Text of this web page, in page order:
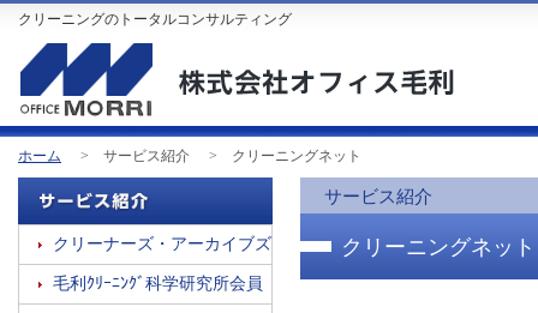
クリーニングのトータルコンサルティング
ホーム サービス紹介 クリーニングネット
サービス紹介
クリーニングネット
サービス紹介
クリーナーズ・アーカイブズ
毛利ｸﾘｰﾆﾝｸﾞ科学研究所会員